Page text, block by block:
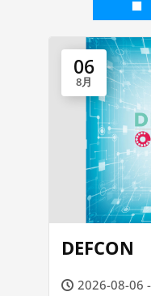
06
8月
DEFCON
2026-08-06